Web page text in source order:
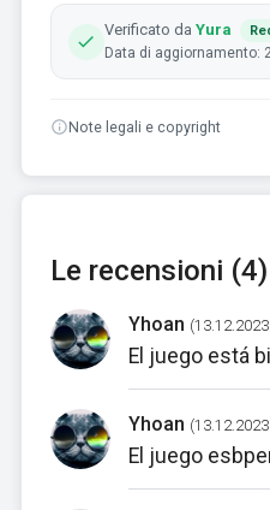
Verificato da Yura
Data di aggiornamento:
Note legali e copyright
Le recensioni (4)
Yhoan
El juego está
Yhoan
El juego